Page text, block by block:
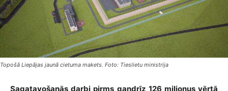
Topošā Liepājas jaunā cietuma makets. Foto: Tieslietu ministrija
Sagatavošanās darbi pirms gandrīz 126 miljonus vērtā